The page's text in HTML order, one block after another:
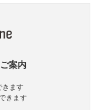
案内
きます
きます